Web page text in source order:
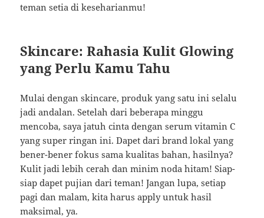
teman setia di keseharianmu!
Skincare: Rahasia Kulit Glowing
yang Perlu Kamu Tahu
Mulai dengan skincare, produk yang satu ini selalu
jadi andalan. Setelah dari beberapa minggu
mencoba, saya jatuh cinta dengan serum vitamin C
yang super ringan ini. Dapet dari brand lokal yang
bener-bener fokus sama kualitas bahan, hasilnya?
Kulit jadi lebih cerah dan minim noda hitam! Siap-
siap dapet pujian dari teman! Jangan lupa, setiap
pagi dan malam, kita harus apply untuk hasil
maksimal, ya.